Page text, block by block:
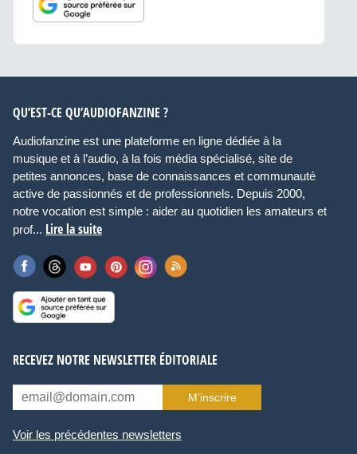
QU’EST-CE QU’AUDIOFANZINE ?
Audiofanzine est une plateforme en ligne dédiée à la
musique et à l’audio, à la fois média spécialisé, site de
petites annonces, base de connaissances et communauté
active de passionnés et de professionnels. Depuis 2000,
notre vocation est simple : aider au quotidien les amateurs et
prof... Lire la suite
RECEVEZ NOTRE NEWSLETTER ÉDITORIALE
M’inscrire
Voir les précédentes newsletters